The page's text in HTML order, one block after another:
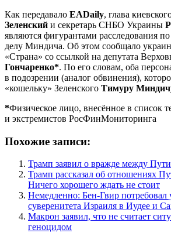
Как передавало EADaily, глава
Зеленский и секретарь СНБО Украины
являются фигурантами расследования
делу Миндича. Об этом сообщало
«Страна» со ссылкой на депутата
Гончаренко*. По его словам, оба
в подозрении (аналог обвинения),
«кошельку» Зеленского Тимуру
*Физическое лицо, внесённое в список
и экстремистов РосФинМониторинга
Похожие записи:
Трамп заявил о вражде между
Трамп рассказал об отношениях
Ничего хорошего ждать не стоит
Немедленно: Бен-Гвир потребовал
суверенитета Израиля в Иудее и
Макрон заявил, что не считает
геноцидом